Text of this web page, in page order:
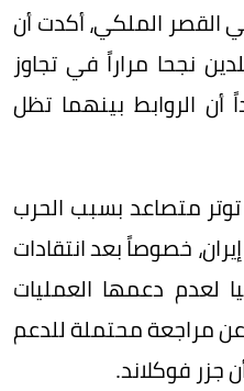
القصر الملكي، أكدت أن
نجحا مراراً في تجاوز
أن الروابط بينهما تظل
متصاعد بسبب الحرب
خصوصاً بعد انتقادات
لعدم دعمها العمليات
عن مراجعة محتملة للدعم
جزر فوكلاند.